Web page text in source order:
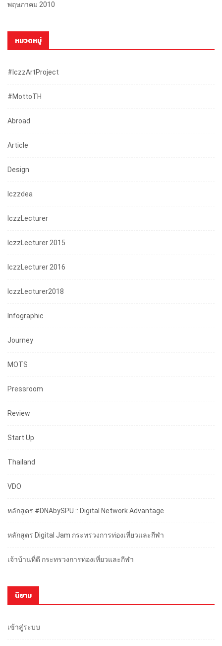
พฤษภาคม 2010
หมวดหมู่
#iczzArtProject
#mottoTH
Abroad
Article
Design
Iczzdea
IczzLecturer
IczzLecturer 2015
IczzLecturer 2016
IczzLecturer2018
Infographic
Journey
MOTS
Pressroom
Review
Start Up
Thailand
VDO
หลักสูตร #DNAbySPU :: Digital Network Advantage
หลักสูตร Digital Jam กระทรวงการท่องเที่ยวและกีฬา
เจ้าบ้านที่ดี กระทรวงการท่องเที่ยวและกีฬา
นิยาม
เข้าสู่ระบบ